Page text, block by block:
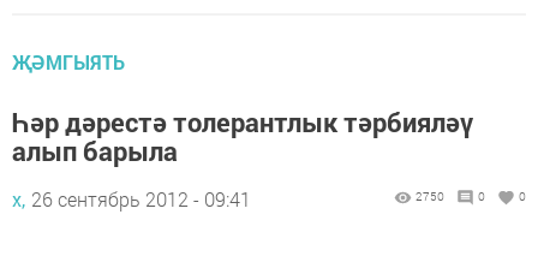
ҖӘМГЫЯТЬ
Һәр дәрестә толерантлык тәрбияләү
алып барыла
х, 26 сентябрь 2012 - 09:41 2750 0 0